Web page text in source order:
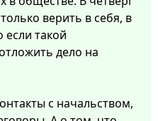
верить в себя, в
если такой
дело на
с начальством,